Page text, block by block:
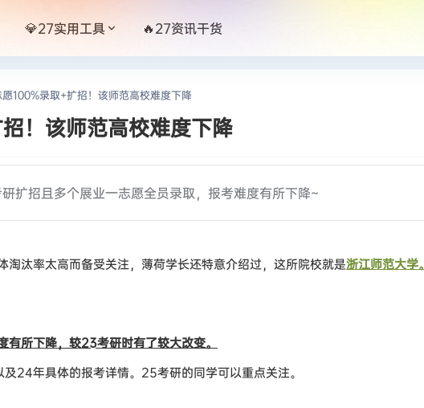
💎27实用工具 🔥27资讯干货
100%录取+扩招！该师范高校难度下降
！该师范高校难度下降
扩招且多个展业一志愿全员录取，报考难度有所下降~
汰率太高而备受关注，薄荷学长还特意介绍过，这所院校就是浙江师范大学。
有所下降，较23考研时有了较大改变。
24年具体的报考详情。25考研的同学可以重点关注。